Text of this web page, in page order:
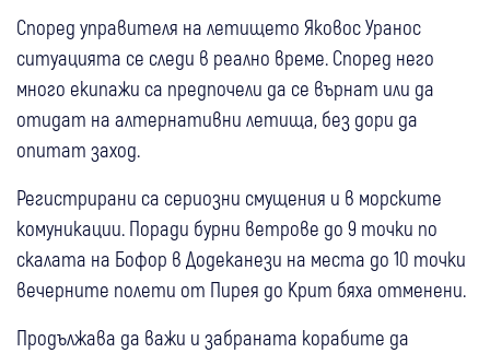
Според управителя на летището Яковос Уранос
ситуацията се следи в реално време. Според него
много екипажи са предпочели да се върнат или да
отидат на алтернативни летища, без дори да
опитат заход.
Регистрирани са сериозни смущения и в морските
комуникации. Поради бурни ветрове до 9 точки по
скалата на Бофор в Додеканези на места до 10 точки
вечерните полети от Пирея до Крит бяха отменени.
Продължава да важи и забраната корабите да